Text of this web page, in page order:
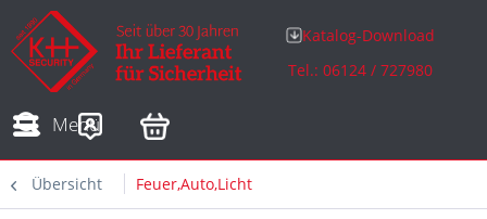
Katalog-Download
Tel.: 06124 / 727980
Menü
Adressen
Übersicht Feuer,Auto,Licht